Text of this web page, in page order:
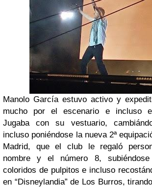
Manolo García estuvo activo y
mucho por el escenario e incluso
Jugaba con su vestuario,
incluso poniéndose la nueva 2ª
Madrid, que el club le regaló
nombre y el número 8,
coloridos de pulpitos e incluso
en “Disneylandia” de Los Burros,